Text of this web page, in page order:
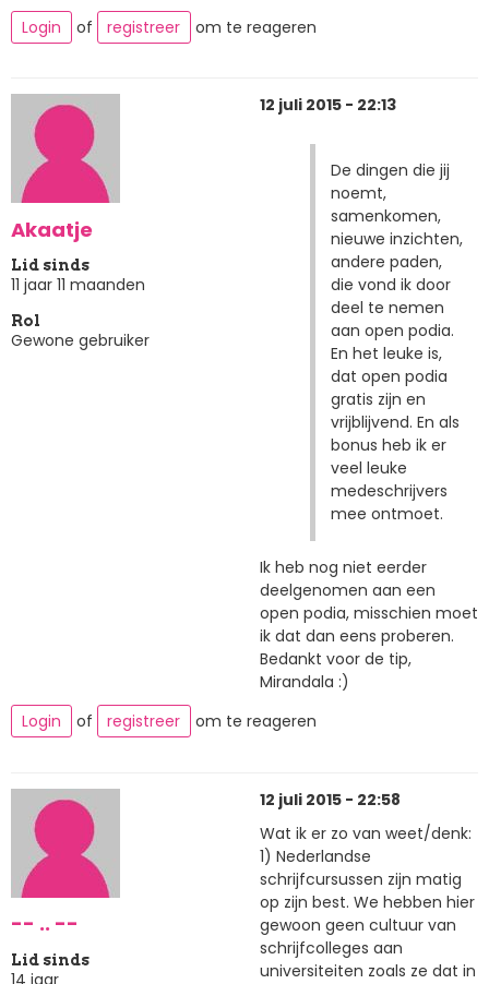
Login
of registreer om te reageren
Akaatje
Lid sinds
11 jaar 11 maanden
Rol
Gewone gebruiker
12 juli 2015 - 22:13
De dingen die jij
noemt,
samenkomen,
nieuwe inzichten,
andere paden,
die vond ik door
deel te nemen
aan open podia.
En het leuke is,
dat open podia
gratis zijn en
vrijblijvend. En als
bonus heb ik er
veel leuke
medeschrijvers
mee ontmoet.
Ik heb nog niet eerder
deelgenomen aan een
open podia, misschien moet
ik dat dan eens proberen.
Bedankt voor de tip,
Mirandala :)
Login
of registreer om te reageren
-- .. --
Lid sinds
14 jaar
12 juli 2015 - 22:58
Wat ik er zo van weet/denk:
1) Nederlandse
schrijfcursussen zijn matig
op zijn best. We hebben hier
gewoon geen cultuur van
schrijfcolleges aan
universiteiten zoals ze dat in